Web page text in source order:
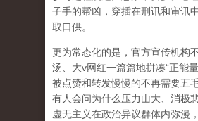
子手的帮凶，穿插在刑讯和审讯
取口供。
更为常态化的是，官方宣传机构
汤、大v网红一篇篇地拼凑“正能量
被点赞和转发慢慢的不再需要五
有人会问为什么压力山大、消极
虚无主义在政治异议群体内弥漫，